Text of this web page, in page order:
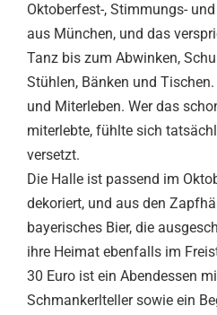
Oktoberfest-, Stimmungs-
aus München, und das
Tanz bis zum Abwinken,
Stühlen, Bänken und
und Miterleben. Wer das
miterlebte, fühlte sich
versetzt.
Die Halle ist passend im
dekoriert, und aus den
bayerisches Bier, die
ihre Heimat ebenfalls im
30 Euro ist ein Abendessen
Schmankerlteller sowie ein